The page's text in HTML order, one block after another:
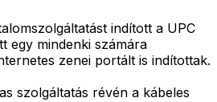
indított a UPC
egy mindenki számára
zenei portált is indítottak.
szolgáltatás révén a kábeles